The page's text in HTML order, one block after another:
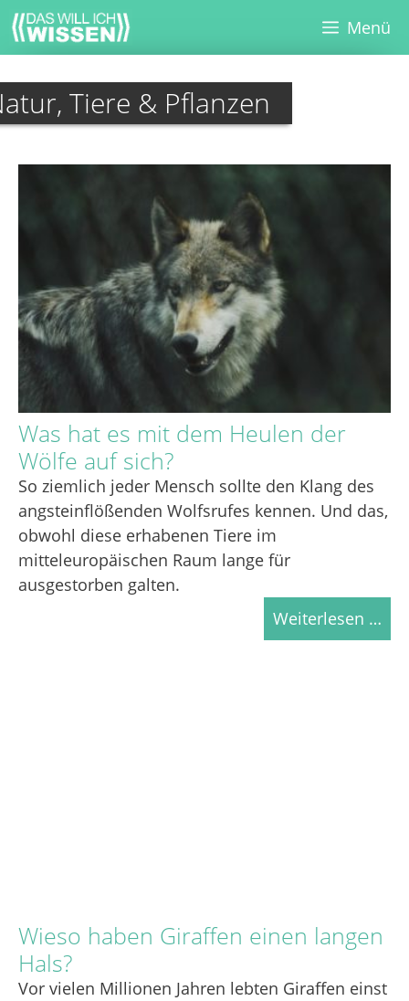
Zum
Inhalt
springen
Menü
Tiere & Pflanzen
Was hat es mit dem Heulen der
Wölfe auf sich?
So ziemlich jeder Mensch sollte den Klang des
angsteinflößenden Wolfsrufes kennen. Und das,
obwohl diese erhabenen Tiere im
mitteleuropäischen Raum lange für
ausgestorben galten.
Weiterlesen …
Wieso haben Giraffen einen langen
Hals?
Vor vielen Millionen Jahren lebten Giraffen einst